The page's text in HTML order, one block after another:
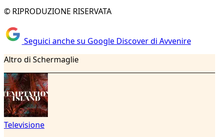
© RIPRODUZIONE RISERVATA
Seguici anche su Google Discover di Avvenire
Altro di Schermaglie
Televisione